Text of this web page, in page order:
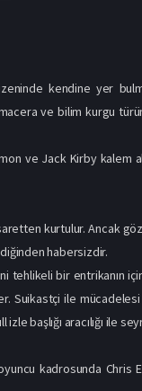
kendine yer
ve bilim kurgu
ve Jack Kirby kalem
kurtulur. Ancak
habersizdir.
tehlikeli bir entrikanın
Suikastçi ile
başlığı aracılığı ile
kadrosunda